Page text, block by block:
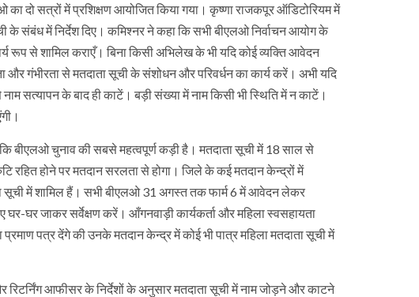
दो सत्रों में प्रशिक्षण आयोजित किया गया। कृष्णा राजकपूर ऑडिटोरियम में
के संबंध में निर्देश दिए। कमिश्नर ने कहा कि सभी बीएलओ निर्वाचन आयोग के
रूप से शामिल कराएँ। बिना किसी अभिलेख के भी यदि कोई व्यक्ति आवेदन
गंभीरता से मतदाता सूची के संशोधन और परिवर्धन का कार्य करें। अभी यदि
सत्यापन के बाद ही काटें। बड़ी संख्या में नाम किसी भी स्थिति में न काटें।
कि बीएलओ चुनाव की सबसे महत्वपूर्ण कड़ी है। मतदाता सूची में 18 साल से
रहित होने पर मतदान सरलता से होगा। जिले के कई मतदान केन्द्रों में
में शामिल हैं। सभी बीएलओ 31 अगस्त तक फार्म 6 में आवेदन लेकर
घर जाकर सर्वेक्षण करें। आँगनवाड़ी कार्यकर्ता और महिला स्वसहायता
पत्र देंगे की उनके मतदान केन्द्र में कोई भी पात्र महिला मतदाता सूची में
आफीसर के निर्देशों के अनुसार मतदाता सूची में नाम जोड़ने और काटने